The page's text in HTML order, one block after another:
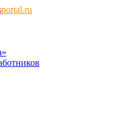
portal.ru